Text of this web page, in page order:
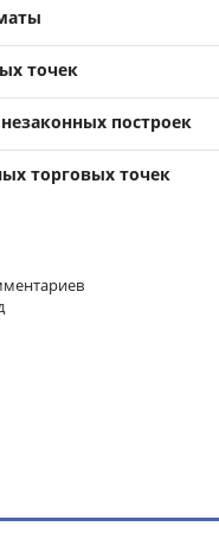
точек
построек
торговых точек